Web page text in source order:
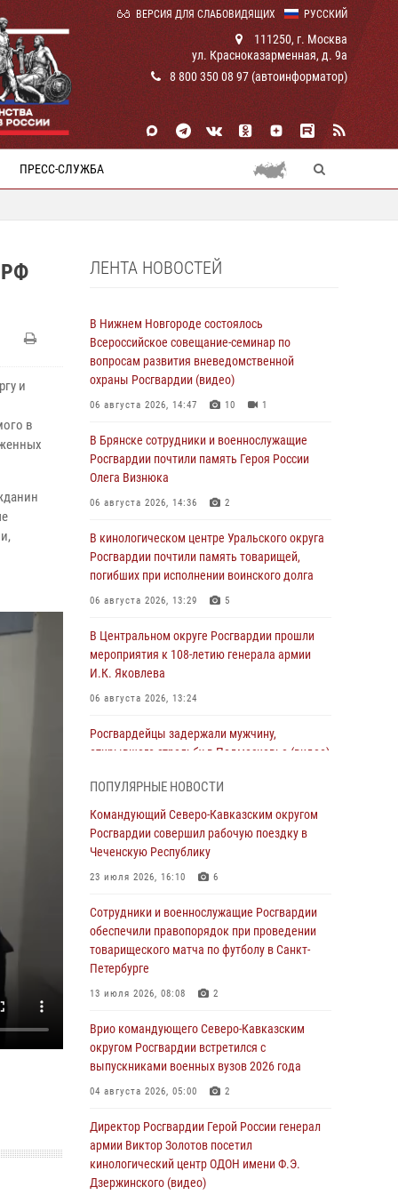
РУССКИЙ
ВЕРСИЯ ДЛЯ СЛАБОВИДЯЩИХ
111250, г. Москва
ул. Красноказарменная, д. 9а
8 800 350 08 97 (автоинформатор)
ПРЕСС-СЛУЖБА
и
в
ЛЕНТА НОВОСТЕЙ
В Нижнем Новгороде состоялось
Всероссийское совещание-семинар по
вопросам развития вневедомственной
охраны Росгвардии (видео)
06 августа 2026, 14:47 10 1
В Брянске сотрудники и военнослужащие
Росгвардии почтили память Героя России
Олега Визнюка
06 августа 2026, 14:36 2
В кинологическом центре Уральского округа
Росгвардии почтили память товарищей,
погибших при исполнении воинского долга
06 августа 2026, 13:29 5
В Центральном округе Росгвардии прошли
мероприятия к 108‑летию генерала армии
И.К. Яковлева
06 августа 2026, 13:24
Росгвардейцы задержали мужчину,
открывшего стрельбу в Подмосковье (видео)
Росгвардейцы провели выставку вооружения
для участников сбора «Гвардеец» в Пензе
(видео)
06 августа 2026, 12:00
В Курске росгвардейцы приняли участие в
митинге, посвященном второй годовщине
вторжения ВСУ на территорию области
06 августа 2026, 11:56
задержал правонарушителя, угрожавшего
подростку травматическим пистолетом
06 августа 2026, 11:33 1
ликвидирована крупная нарколаборатория
06 августа 2026, 11:27
В Москве росгвардейцы задержали троих
ПОПУЛЯРНЫЕ НОВОСТИ
Командующий Северо-Кавказским округом
Росгвардии совершил рабочую поездку в
Чеченскую Республику
23 июля 2026, 16:10 6
Сотрудники и военнослужащие Росгвардии
обеспечили правопорядок при проведении
товарищеского матча по футболу в Санкт-
Петербурге
13 июля 2026, 08:08 2
Врио командующего Северо-Кавказским
округом Росгвардии встретился с
выпускниками военных вузов 2026 года
04 августа 2026, 05:00 2
Директор Росгвардии Герой России генерал
армии Виктор Золотов посетил
кинологический центр ОДОН имени Ф.Э.
Дзержинского (видео)